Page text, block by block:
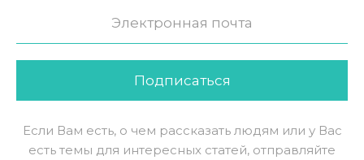
Подписаться
Если Вам есть, о чем рассказать людям или у Вас
есть темы для интересных статей, отправляйте